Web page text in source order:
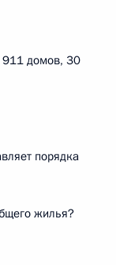
911 домов, 30
порядка
жилья?